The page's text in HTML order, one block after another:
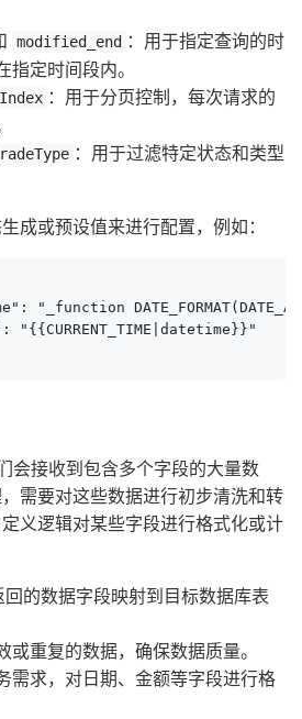
modified_end ：用于指定查询的时
定时间段内。
：用于分页控制，每次请求的
：用于过滤特定状态和类型
成或预设值来进行配置，例如：
"_function
"{{CURRENT_TIME|datetime}}"
会接收到包含多个字段的大量数
需要对这些数据进行初步清洗和转
义逻辑对某些字段进行格式化或计
回的数据字段映射到目标数据库表
或重复的数据，确保数据质量。
需求，对日期、金额等字段进行格